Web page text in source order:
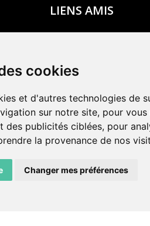
cookies
et d'autres technologies de
sur notre site, pour vous
des publicités ciblées, pour
la provenance de nos
Changer mes préférences
LIENS AMIS